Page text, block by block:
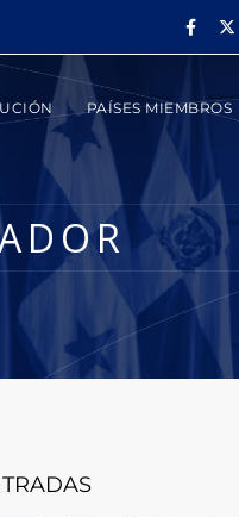
PAÍSES MIEMBROS